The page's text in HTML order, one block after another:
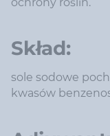
Skład:
sole sodowe
kwasów